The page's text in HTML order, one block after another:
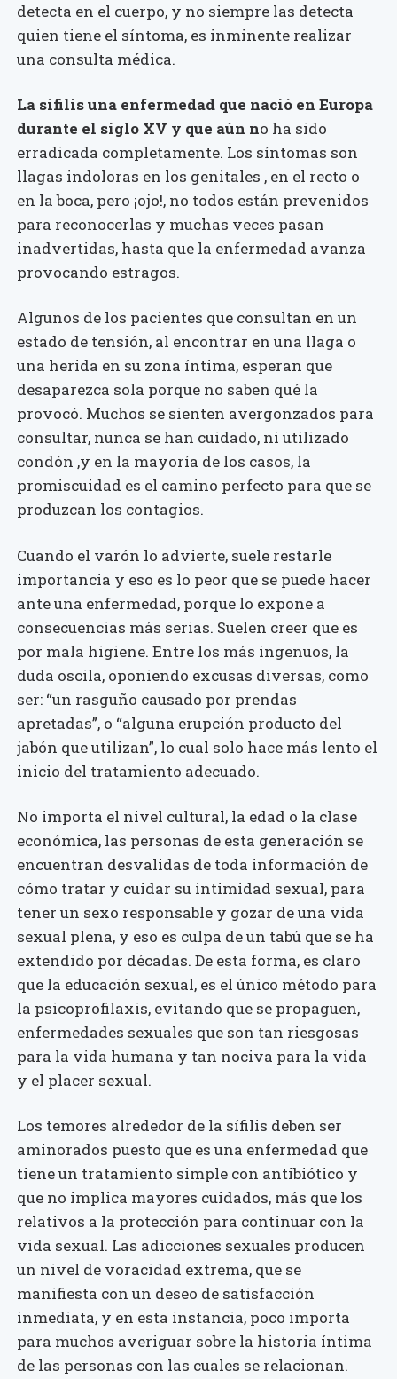
detecta en el cuerpo, y no siempre las detecta
quien tiene el síntoma, es inminente realizar
una consulta médica.
La sífilis una enfermedad que nació en Europa
durante el siglo XV y que aún no ha sido
erradicada completamente. Los síntomas son
llagas indoloras en los genitales , en el recto o
en la boca, pero ¡ojo!, no todos están prevenidos
para reconocerlas y muchas veces pasan
inadvertidas, hasta que la enfermedad avanza
provocando estragos.
Algunos de los pacientes que consultan en un
estado de tensión, al encontrar en una llaga o
una herida en su zona íntima, esperan que
desaparezca sola porque no saben qué la
provocó. Muchos se sienten avergonzados para
consultar, nunca se han cuidado, ni utilizado
condón ,y en la mayoría de los casos, la
promiscuidad es el camino perfecto para que se
produzcan los contagios.
Cuando el varón lo advierte, suele restarle
importancia y eso es lo peor que se puede hacer
ante una enfermedad, porque lo expone a
consecuencias más serias. Suelen creer que es
por mala higiene. Entre los más ingenuos, la
duda oscila, oponiendo excusas diversas, como
ser: “un rasguño causado por prendas
apretadas”, o “alguna erupción producto del
jabón que utilizan”, lo cual solo hace más lento el
inicio del tratamiento adecuado.
No importa el nivel cultural, la edad o la clase
económica, las personas de esta generación se
encuentran desvalidas de toda información de
cómo tratar y cuidar su intimidad sexual, para
tener un sexo responsable y gozar de una vida
sexual plena, y eso es culpa de un tabú que se ha
extendido por décadas. De esta forma, es claro
que la educación sexual, es el único método para
la psicoprofilaxis, evitando que se propaguen,
enfermedades sexuales que son tan riesgosas
para la vida humana y tan nociva para la vida
y el placer sexual.
Los temores alrededor de la sífilis deben ser
aminorados puesto que es una enfermedad que
tiene un tratamiento simple con antibiótico y
que no implica mayores cuidados, más que los
relativos a la protección para continuar con la
vida sexual. Las adicciones sexuales producen
un nivel de voracidad extrema, que se
manifiesta con un deseo de satisfacción
inmediata, y en esta instancia, poco importa
para muchos averiguar sobre la historia íntima
de las personas con las cuales se relacionan.